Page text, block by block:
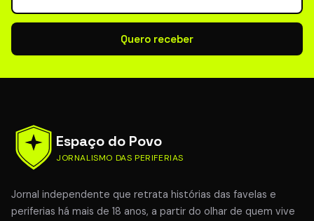
Quero receber
Espaço do Povo
JORNALISMO DAS PERIFERIAS
Jornal independente que retrata histórias das favelas e
periferias há mais de 18 anos, a partir do olhar de quem vive